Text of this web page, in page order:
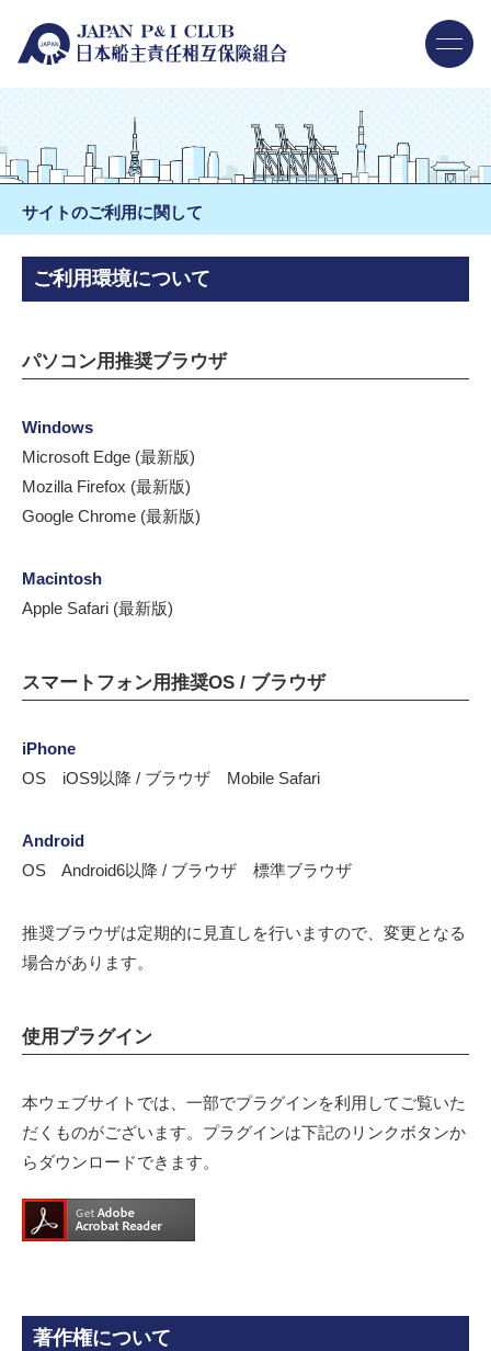
サイトのご利用に関して
ご利用環境について
パソコン用推奨ブラウザ
Windows
Microsoft Edge (最新版)
Mozilla Firefox (最新版)
Google Chrome (最新版)
Macintosh
Apple Safari (最新版)
スマートフォン用推奨OS / ブラウザ
iPhone
OS iOS9以降 / ブラウザ Mobile Safari
Android
OS Android6以降 / ブラウザ 標準ブラウザ
推奨ブラウザは定期的に見直しを行いますので、変更となる
場合があります。
使用プラグイン
本ウェブサイトでは、一部でプラグインを利用してご覧いた
だくものがございます。プラグインは下記のリンクボタンか
らダウンロードできます。
著作権について